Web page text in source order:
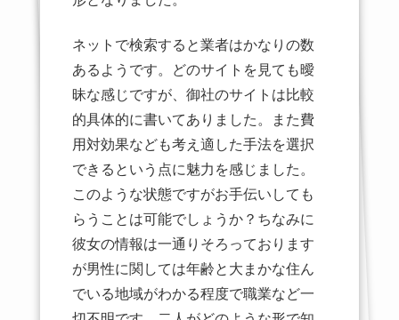
ネットで検索すると業者はかなりの数
あるようです。どのサイトを見ても曖
昧な感じですが、御社のサイトは比較
的具体的に書いてありました。また費
用対効果なども考え適した手法を選択
できるという点に魅力を感じました。
このような状態ですがお手伝いしても
らうことは可能でしょうか？ちなみに
彼女の情報は一通りそろっております
が男性に関しては年齢と大まかな住ん
でいる地域がわかる程度で職業など一